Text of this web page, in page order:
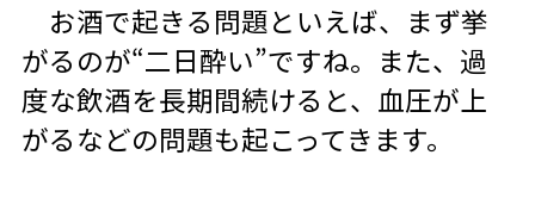
お酒で起きる問題といえば、まず挙
がるのが“二日酔い”ですね。また、過
度な飲酒を長期間続けると、血圧が上
がるなどの問題も起こってきます。